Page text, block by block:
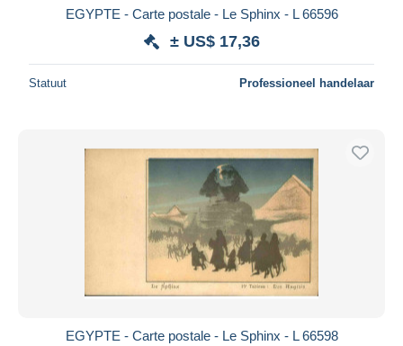
EGYPTE - Carte postale - Le Sphinx - L 66596
± US$ 17,36
Statuut Professioneel handelaar
EGYPTE - Carte postale - Le Sphinx - L 66598